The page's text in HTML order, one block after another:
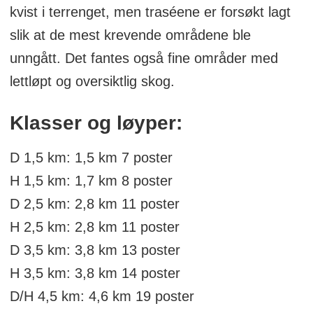
kvist i terrenget, men traséene er forsøkt lagt
slik at de mest krevende områdene ble
unngått. Det fantes også fine områder med
lettløpt og oversiktlig skog.
Klasser og løyper:
D 1,5 km: 1,5 km 7 poster
H 1,5 km: 1,7 km 8 poster
D 2,5 km: 2,8 km 11 poster
H 2,5 km: 2,8 km 11 poster
D 3,5 km: 3,8 km 13 poster
H 3,5 km: 3,8 km 14 poster
D/H 4,5 km: 4,6 km 19 poster